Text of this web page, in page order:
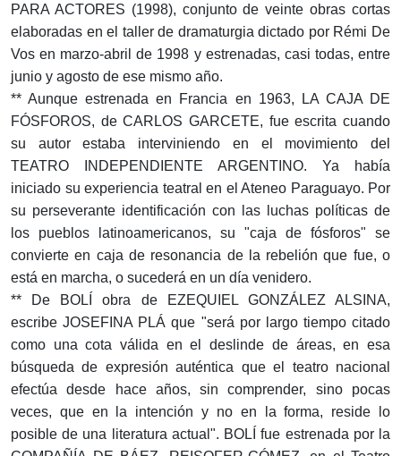
PARA ACTORES (1998), conjunto de veinte obras cortas
elaboradas en el taller de dramaturgia dictado por Rémi De
Vos en marzo-abril de 1998 y estrenadas, casi todas, entre
junio y agosto de ese mismo año.
** Aunque estrenada en Francia en 1963, LA CAJA DE
FÓSFOROS, de CARLOS GARCETE, fue escrita cuando
su autor estaba interviniendo en el movimiento del
TEATRO INDEPENDIENTE ARGENTINO. Ya había
iniciado su experiencia teatral en el Ateneo Paraguayo. Por
su perseverante identificación con las luchas políticas de
los pueblos latinoamericanos, su "caja de fósforos" se
convierte en caja de resonancia de la rebelión que fue, o
está en marcha, o sucederá en un día venidero.
** De BOLÍ obra de EZEQUIEL GONZÁLEZ ALSINA,
escribe JOSEFINA PLÁ que "será por largo tiempo citado
como una cota válida en el deslinde de áreas, en esa
búsqueda de expresión auténtica que el teatro nacional
efectúa desde hace años, sin comprender, sino pocas
veces, que en la intención y no en la forma, reside lo
posible de una literatura actual". BOLÍ fue estrenada por la